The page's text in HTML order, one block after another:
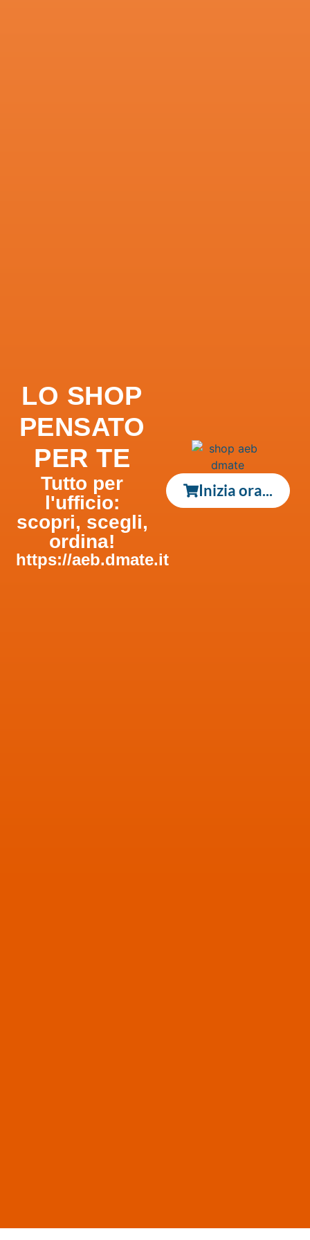
LO SHOP
PENSATO
PER TE
Tutto per
l'ufficio:
scopri, scegli,
ordina!
https://aeb.dmate.it
Inizia ora...